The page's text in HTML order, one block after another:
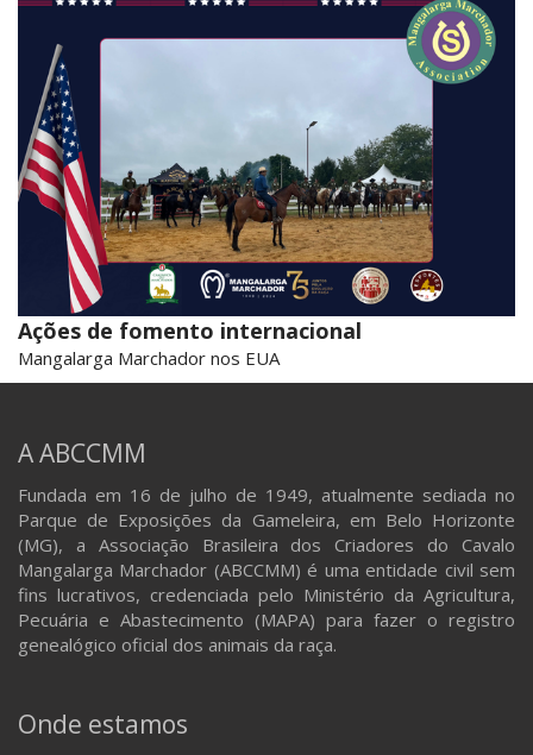
Ações de fomento internacional
Mangalarga Marchador nos EUA
A ABCCMM
Fundada em 16 de julho de 1949, atualmente sediada no
Parque de Exposições da Gameleira, em Belo Horizonte
(MG), a Associação Brasileira dos Criadores do Cavalo
Mangalarga Marchador (ABCCMM) é uma entidade civil sem
fins lucrativos, credenciada pelo Ministério da Agricultura,
Pecuária e Abastecimento (MAPA) para fazer o registro
genealógico oficial dos animais da raça.
Onde estamos